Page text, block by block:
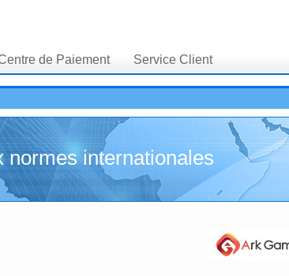
de Paiement Service Client
normes internationales